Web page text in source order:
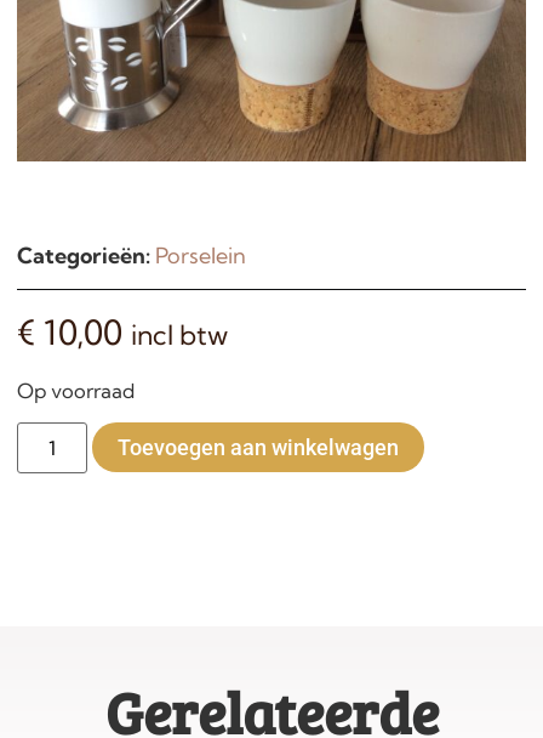
Categorieën: Porselein
€ 10,00 incl btw
Op voorraad
Toevoegen aan winkelwagen
Gerelateerde